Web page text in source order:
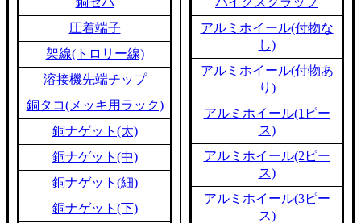
圧着端子
架線(トロリー線)
溶接機先端チップ
銅タコ(メッキ用ラック)
銅ナゲット(太)
銅ナゲット(中)
銅ナゲット(細)
銅ナゲット(下)
アルミホイール(付物な
し)
アルミホイール(付物あ
り)
アルミホイール(1ピー
ス)
アルミホイール(2ピー
ス)
アルミホイール(3ピー
ス)